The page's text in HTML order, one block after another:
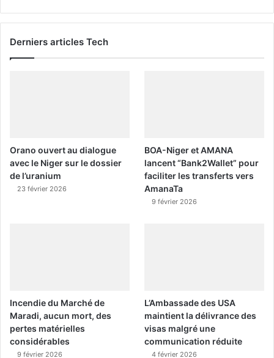
Derniers articles Tech
Orano ouvert au dialogue
avec le Niger sur le dossier
de l’uranium
23 février 2026
BOA-Niger et AMANA
lancent “Bank2Wallet” pour
faciliter les transferts vers
AmanaTa
9 février 2026
Incendie du Marché de
Maradi, aucun mort, des
pertes matérielles
considérables
9 février 2026
L’Ambassade des USA
maintient la délivrance des
visas malgré une
communication réduite
4 février 2026